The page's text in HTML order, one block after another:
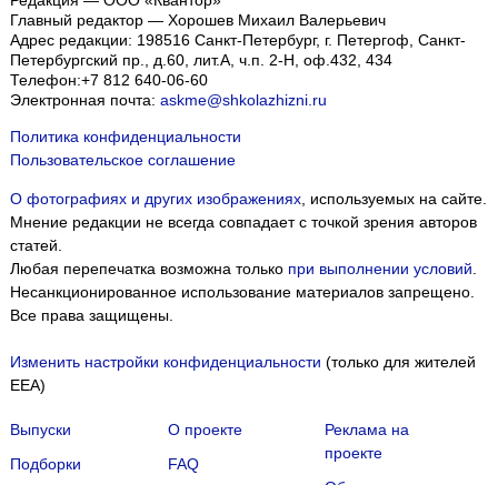
Главный редактор — Хорошев Михаил Валерьевич
Адрес редакции: 198516 Санкт-Петербург, г. Петергоф, Санкт-
Петербургский пр., д.60, лит.А, ч.п. 2-Н, оф.432, 434
Телефон:+7 812 640-06-60
Электронная почта: askme@shkolazhizni.ru
Политика конфиденциальности
Пользовательское соглашение
О фотографиях и других изображениях, используемых на сайте.
Мнение редакции не всегда совпадает с точкой зрения авторов
статей.
Любая перепечатка возможна только при выполнении условий.
Несанкционированное использование материалов запрещено.
Все права защищены.
Изменить настройки конфиденциальности (только для жителей
EEA)
Выпуски
Подборки
О проекте
FAQ
Реклама на
проекте